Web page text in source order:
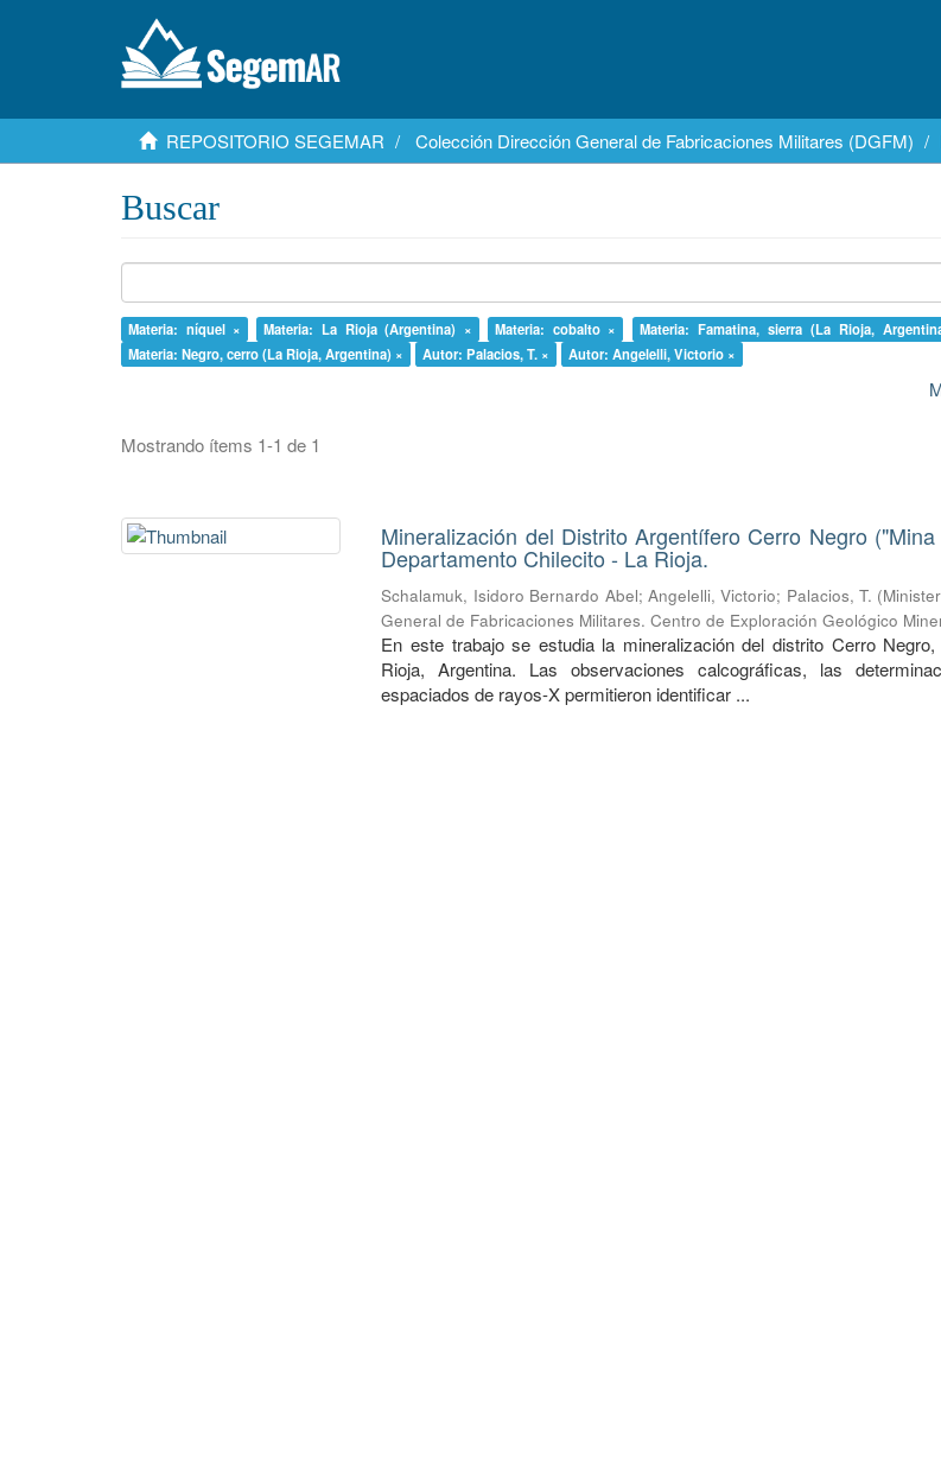
REPOSITORIO SEGEMAR Colección Dirección General de Fabricaciones Militares (DGFM)
Buscar
Materia: níquel × Materia: La Rioja (Argentina) × Materia: cobalto × Materia: Famatina, sierra (La Rioja,
Materia: Negro, cerro (La Rioja, Argentina) ×
Autor: Palacios, T. × Autor: Angelelli, Victorio ×
Mostrando ítems 1-1 de 1
Mineralización del Distrito Argentífero Cerro Negro
Departamento Chilecito - La Rioja.
Schalamuk, Isidoro Bernardo Abel; Angelelli, Victorio; Palacios, T. (
General de Fabricaciones Militares. Centro de Exploración Geológico
En este trabajo se estudia la mineralización del distrito Cerro
Rioja, Argentina. Las observaciones calcográficas, las
espaciados de rayos-X permitieron identificar ...